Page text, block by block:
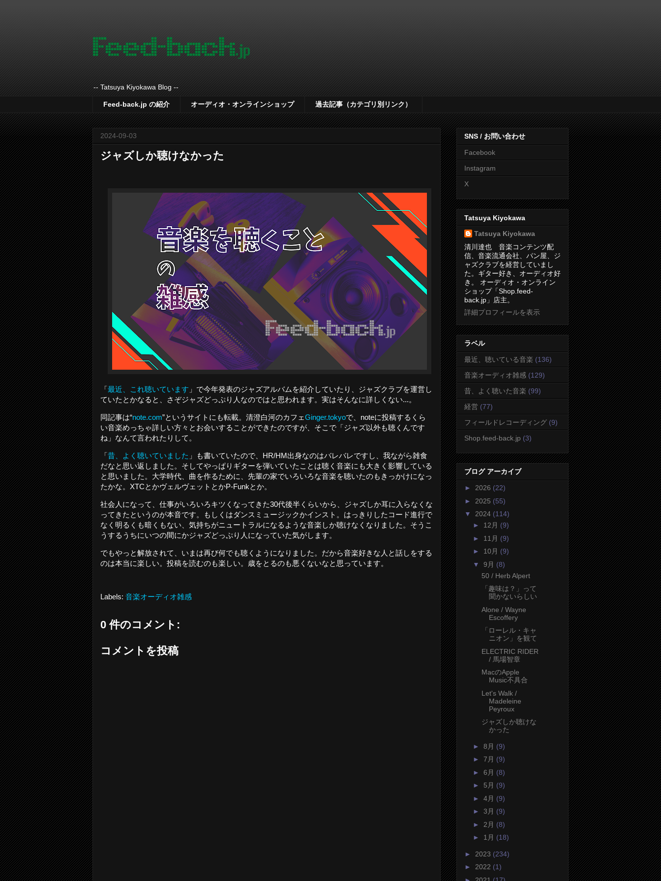
-- Tatsuya Kiyokawa Blog --
Feed-back.jp の紹介 オーディオ・オンラインショップ 過去記事（カテゴリ別リンク）
2024-09-03
ジャズしか聴けなかった
「最近、これ聴いています 」で今年発表のジャズアルバムを紹介していたり、ジャズクラブを運営し
ていたとかなると、さぞジャズどっぷり人なのではと思われます。実はそんなに詳しくない...。
同記事は“note.com”というサイトにも転載。清澄白河のカフェGinger.tokyoで、noteに投稿するくら
い音楽めっちゃ詳しい方々とお会いすることができたのですが、そこで「ジャズ以外も聴くんです
ね」なんて言われたりして。
「昔、よく聴いていました 」も書いていたので、HR/HM出身なのはバレバレですし、我ながら雑食
だなと思い返しました。そしてやっぱりギターを弾いていたことは聴く音楽にも大きく影響している
と思いました。大学時代、曲を作るために、先輩の家でいろいろな音楽を聴いたのもきっかけになっ
たかな。XTCとかヴェルヴェットとかP-Funkとか。
社会人になって、仕事がいろいろキツくなってきた30代後半くらいから、ジャズしか耳に入らなくな
ってきたというのが本音です。もしくはダンスミュージックかインスト。はっきりしたコード進行で
なく明るくも暗くもない、気持ちがニュートラルになるような音楽しか聴けなくなりました。そうこ
うするうちにいつの間にかジャズどっぷり人になっていた気がします。
でもやっと解放されて、いまは再び何でも聴くようになりました。だから音楽好きな人と話しをする
のは本当に楽しい。投稿を読むのも楽しい。歳をとるのも悪くないなと思っています。
Labels: 音楽オーディオ雑感
0 件のコメント:
コメントを投稿
SNS / お問い合わせ
Facebook
Instagram
X
Tatsuya Kiyokawa
Tatsuya Kiyokawa
清川達也 音楽コンテンツ配
信、音楽流通会社、パン屋、ジ
ャズクラブを経営していまし
た。ギター好き、オーディオ好
き。 オーディオ・オンライン
ショップ「Shop.feed-
back.jp」店主。
詳細プロフィールを表示
ラベル
最近、聴いている音楽 (136)
音楽オーディオ雑感 (129)
昔、よく聴いた音楽 (99)
経営 (77)
フィールドレコーディング (9)
Shop.feed-back.jp (3)
ブログ アーカイブ
► 2026 (22)
► 2025 (55)
▼ 2024 (114)
► 12月 (9)
► 11月 (9)
► 10月 (9)
▼ 9月 (8)
50 / Herb Alpert
「趣味は？」って
聞かないらしい
Alone / Wayne
Escoffery
「ローレル・キャ
ニオン」を観て
ELECTRIC RIDER
/ 馬場智章
MacのApple
Music不具合
Let's Walk /
Madeleine
Peyroux
ジャズしか聴けな
かった
► 8月 (9)
► 7月 (9)
► 6月 (8)
► 5月 (9)
► 4月 (9)
► 3月 (9)
► 2月 (8)
► 1月 (18)
► 2023 (234)
► 2022 (1)